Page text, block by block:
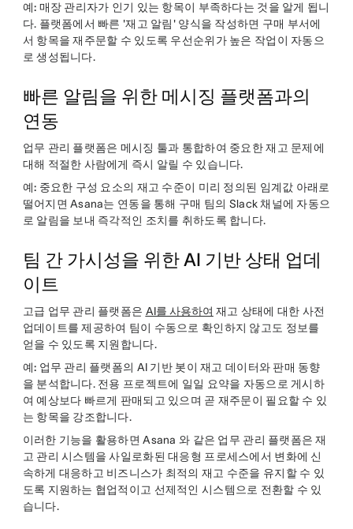
예: 매장 관리자가 인기 있는 항목이 부족하다는 것을 알게 됩니
다. 플랫폼에서 빠른 '재고 알림' 양식을 작성하면 구매 부서에
서 항목을 재주문할 수 있도록 우선순위가 높은 작업이 자동으
로 생성됩니다.
빠른 알림을 위한 메시징 플랫폼과의
연동
업무 관리 플랫폼은 메시징 툴과 통합하여 중요한 재고 문제에
대해 적절한 사람에게 즉시 알릴 수 있습니다.
예: 중요한 구성 요소의 재고 수준이 미리 정의된 임계값 아래로
떨어지면 Asana는 연동을 통해 구매 팀의 Slack 채널에 자동으
로 알림을 보내 즉각적인 조치를 취하도록 합니다.
팀 간 가시성을 위한 AI 기반 상태 업데
이트
고급 업무 관리 플랫폼은 AI를 사용하여 재고 상태에 대한 사전
업데이트를 제공하여 팀이 수동으로 확인하지 않고도 정보를
얻을 수 있도록 지원합니다.
예: 업무 관리 플랫폼의 AI 기반 봇이 재고 데이터와 판매 동향
을 분석합니다. 전용 프로젝트에 일일 요약을 자동으로 게시하
여 예상보다 빠르게 판매되고 있으며 곧 재주문이 필요할 수 있
는 항목을 강조합니다.
이러한 기능을 활용하면 Asana 와 같은 업무 관리 플랫폼은 재
고 관리 시스템을 사일로화된 대응형 프로세스에서 변화에 신
속하게 대응하고 비즈니스가 최적의 재고 수준을 유지할 수 있
도록 지원하는 협업적이고 선제적인 시스템으로 전환할 수 있
습니다.